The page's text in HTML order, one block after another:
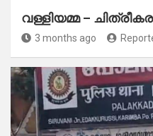
വള്ളിയമ്മ –
3 months ago